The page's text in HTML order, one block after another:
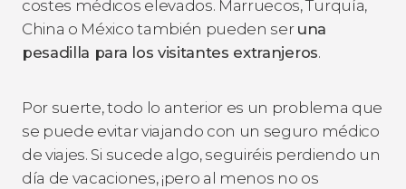
costes médicos elevados. Marruecos, Turquía,
China o México también pueden ser una
pesadilla para los visitantes extranjeros.
Por suerte, todo lo anterior es un problema que
se puede evitar viajando con un seguro médico
de viajes. Si sucede algo, seguiréis perdiendo un
día de vacaciones, ¡pero al menos no os